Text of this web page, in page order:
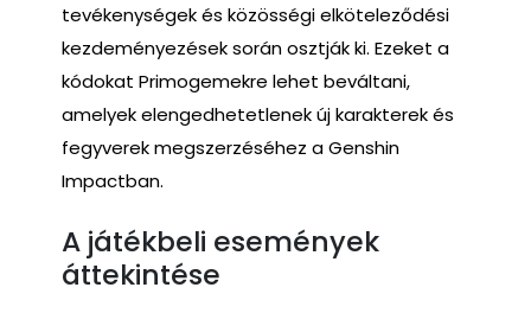
tevékenységek és közösségi elköteleződési
kezdeményezések során osztják ki. Ezeket a
kódokat Primogemekre lehet beváltani,
amelyek elengedhetetlenek új karakterek és
fegyverek megszerzéséhez a Genshin
Impactban.
A játékbeli események
áttekintése